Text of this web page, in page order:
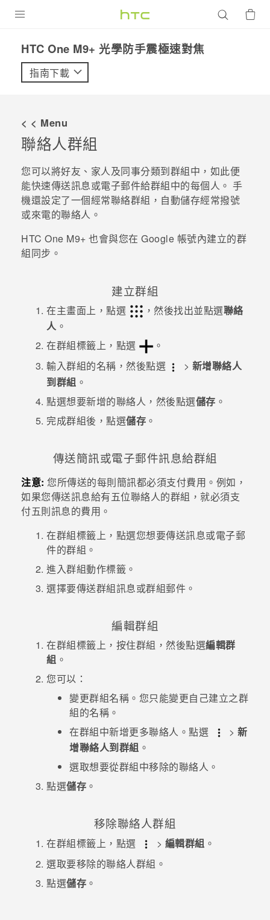
VIVE
優惠專區
焦點訊息
校園專案
企業採購
銷售門市
銷售通路
支援服務
HTC One M9+ 光學防手震極速對焦‎
指南下載
< < Menu
聯絡人群組
您可以將好友、家人及同事分類到群組中，如此便
能快速傳送訊息或電子郵件給群組中的每個人。 手
機還設定了一個經常聯絡群組，自動儲存經常撥號
或來電的聯絡人。
HTC One M9+ 也會與您在 Google 帳號內建立的群
組同步。
建立群組
在主畫面上，點選 ，然後找出並點選聯絡
人 。
在群組標籤上，點選
。
輸入群組的名稱，然後點選
> 新增聯絡人
到群組 。
點選想要新增的聯絡人，然後點選儲存 。
完成群組後，點選儲存 。
傳送簡訊或電子郵件訊息給群組
注意: 您所傳送的每則簡訊都必須支付費用。例如，
如果您傳送訊息給有五位聯絡人的群組，就必須支
付五則訊息的費用。
在群組標籤上，點選您想要傳送訊息或電子郵
件的群組。
進入群組動作標籤。
選擇要傳送群組訊息或群組郵件。
編輯群組
在群組標籤上，按住群組，然後點選編輯群
組 。
您可以：
變更群組名稱。您只能變更自己建立之群
組的名稱。
在群組中新增更多聯絡人。點選
> 新
增聯絡人到群組 。
選取想要從群組中移除的聯絡人。
點選儲存 。
移除聯絡人群組
在群組標籤上，點選 > 編輯群組 。
選取要移除的聯絡人群組。
點選儲存 。